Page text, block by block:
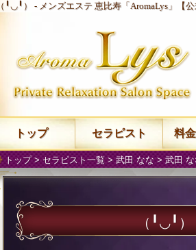
（╹◡╹） - メンズエステ 恵比寿「AromaLys」【公
トップ> セラピスト一覧>武田 なな > 武田
（╹◡╹）
トップ セラピスト 料